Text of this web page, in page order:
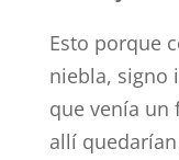
Esto porque
niebla, signo
que venía un
allí